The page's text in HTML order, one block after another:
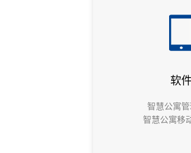
软
智慧公寓
智慧公寓移